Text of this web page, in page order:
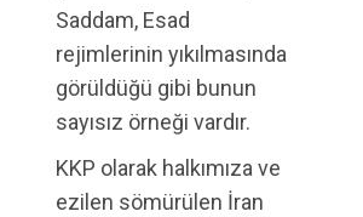
Saddam, Esad
rejimlerinin yıkılmasında
görüldüğü gibi bunun
sayısız örneği vardır.
KKP olarak halkımıza ve
ezilen sömürülen İran